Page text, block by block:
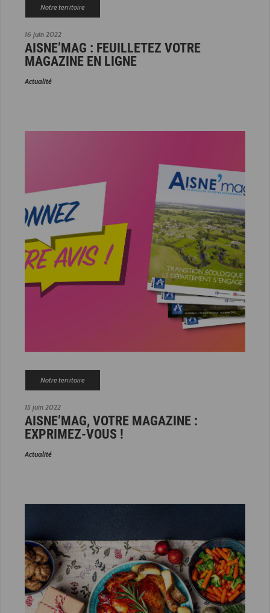
16 juin 2022
Notre territoire
AISNE’MAG : FEUILLETEZ VOTRE
MAGAZINE EN LIGNE
Actualité
15 juin 2022
Notre territoire
AISNE’MAG, VOTRE MAGAZINE :
EXPRIMEZ-VOUS !
Actualité